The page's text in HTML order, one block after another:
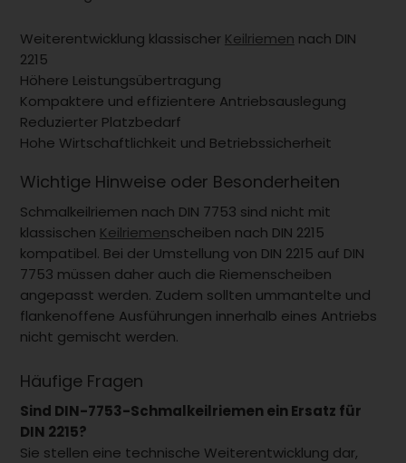
Weiterentwicklung klassischer Keilriemen nach DIN
2215
Höhere Leistungsübertragung
Kompaktere und effizientere Antriebsauslegung
Reduzierter Platzbedarf
Hohe Wirtschaftlichkeit und Betriebssicherheit
Wichtige Hinweise oder Besonderheiten
Schmalkeilriemen nach DIN 7753 sind nicht mit
klassischen Keilriemenscheiben nach DIN 2215
kompatibel. Bei der Umstellung von DIN 2215 auf DIN
7753 müssen daher auch die Riemenscheiben
angepasst werden. Zudem sollten ummantelte und
flankenoffene Ausführungen innerhalb eines Antriebs
nicht gemischt werden.
Häufige Fragen
Sind DIN-7753-Schmalkeilriemen ein Ersatz für
DIN 2215?
Sie stellen eine technische Weiterentwicklung dar,